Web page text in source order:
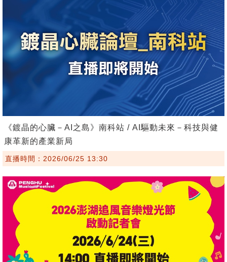
《鍍晶的心臟－AI之島》南科站 / AI驅動未來－科技與健
康革新的產業新局
直播時間：2026/06/25 13:30